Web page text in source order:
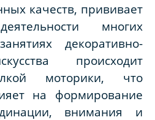
качеств, прививает
многих
декоративно-
происходит
моторики, что
на формирование
внимания и